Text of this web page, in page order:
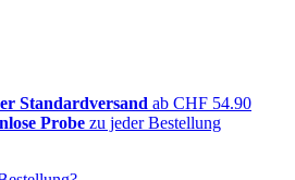
Standardversand ab CHF 54.90
Probe zu jeder Bestellung